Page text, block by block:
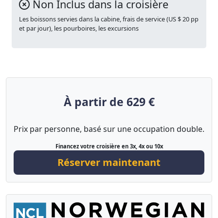
Non Inclus dans la croisière
Les boissons servies dans la cabine, frais de service (US $ 20 pp
et par jour), les pourboires, les excursions
À partir de 629 €
Prix par personne, basé sur une occupation double.
Financez votre croisière en 3x, 4x ou 10x
Réserver maintenant